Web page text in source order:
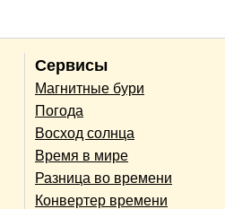
Сервисы
Магнитные бури
Погода
Восход солнца
Время в мире
Разница во времени
Конвертер времени